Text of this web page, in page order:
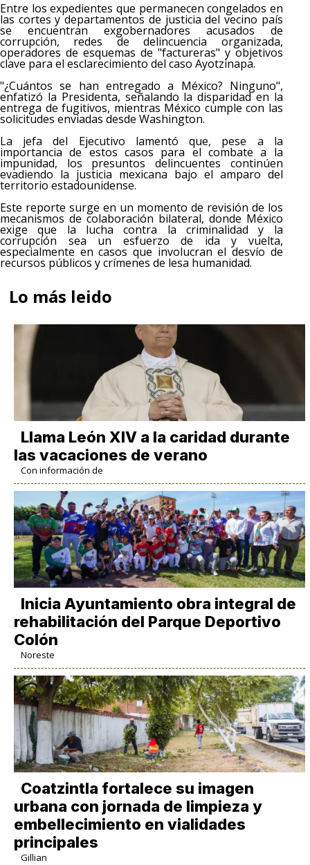
Entre los expedientes que permanecen congelados en
las cortes y departamentos de justicia del vecino país
se encuentran exgobernadores acusados de
corrupción, redes de delincuencia organizada,
operadores de esquemas de "factureras" y objetivos
clave para el esclarecimiento del caso Ayotzinapa.
"¿Cuántos se han entregado a México? Ninguno",
enfatizó la Presidenta, señalando la disparidad en la
entrega de fugitivos, mientras México cumple con las
solicitudes enviadas desde Washington.
La jefa del Ejecutivo lamentó que, pese a la
importancia de estos casos para el combate a la
impunidad, los presuntos delincuentes continúen
evadiendo la justicia mexicana bajo el amparo del
territorio estadounidense.
Este reporte surge en un momento de revisión de los
mecanismos de colaboración bilateral, donde México
exige que la lucha contra la criminalidad y la
corrupción sea un esfuerzo de ida y vuelta,
especialmente en casos que involucran el desvío de
recursos públicos y crímenes de lesa humanidad.
Lo más leido
Llama León XIV a la caridad durante
las vacaciones de verano
Con información de
Inicia Ayuntamiento obra integral de
rehabilitación del Parque Deportivo
Colón
Noreste
Coatzintla fortalece su imagen
urbana con jornada de limpieza y
embellecimiento en vialidades
principales
Gillian